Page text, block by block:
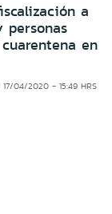
a
personas
en
17/04/2020 - 15:49 HRS